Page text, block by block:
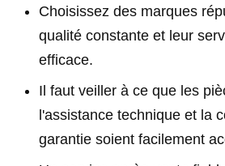
Choisissez des marques
qualité constante et leur
efficace.
Il faut veiller à ce que les
l'assistance technique et la
garantie soient facilement